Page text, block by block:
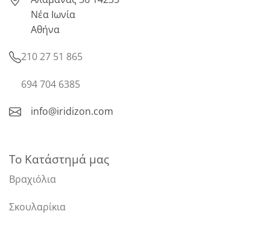
Νέα Ιωνία
Αθήνα
210 27 51 865
694 704 6385
info@iridizon.com
Το Κατάστημά μας
Βραχιόλια
Σκουλαρίκια